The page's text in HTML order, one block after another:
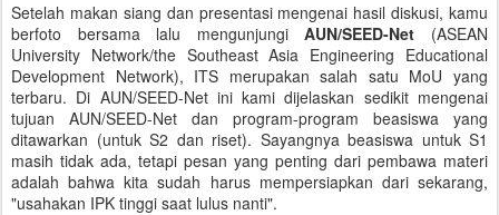
Setelah makan siang dan presentasi mengenai hasil diskusi, kamu
berfoto bersama lalu mengunjungiAUN/SEED-Net (ASEAN
University Network/the Southeast Asia Engineering Educational
Development Network), ITS merupakan salah satu MoU yang
terbaru. Di AUN/SEED-Net ini kami dijelaskan sedikit mengenai
tujuan AUN/SEED-Net dan program-program beasiswa yang
ditawarkan (untuk S2 dan riset). Sayangnya beasiswa untuk S1
masih tidak ada, tetapi pesan yang penting dari pembawa materi
adalah bahwa kita sudah harus mempersiapkan dari sekarang,
"usahakan IPK tinggi saat lulus nanti".